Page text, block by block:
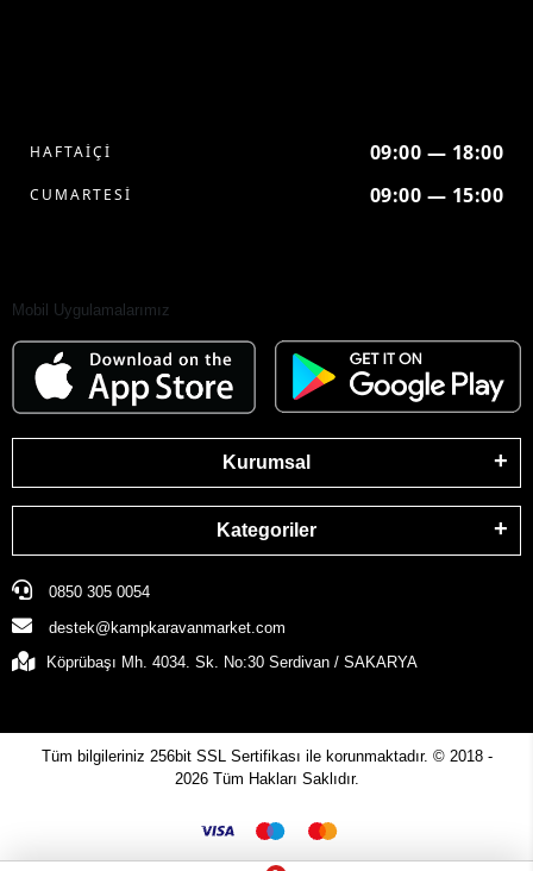
HAFTAİÇİ 09:00 — 18:00
CUMARTESİ 09:00 — 15:00
Mobil Uygulamalarımız
Kurumsal
Kategoriler
0850 305 0054
destek@kampkaravanmarket.com
Köprübaşı Mh. 4034. Sk. No:30 Serdivan / SAKARYA
Tüm bilgileriniz 256bit SSL Sertifikası ile korunmaktadır. © 2018 -
2026 Tüm Hakları Saklıdır.